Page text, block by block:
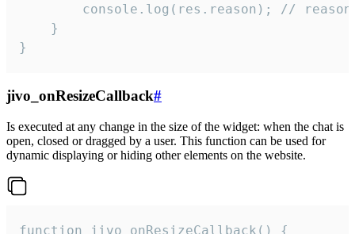
console.log(res.reason); //
    }
}
jivo_onResizeCallback#
Is executed at any change in the size of the widget: when the chat is
open, closed or dragged by a user. This function can be used for
dynamic displaying or hiding other elements on the website.
function jivo_onResizeCallback() {